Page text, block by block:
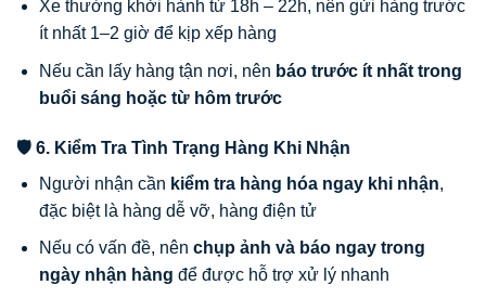
Xe thường khởi hành từ 18h – 22h, nên gửi hàng trước
ít nhất 1–2 giờ để kịp xếp hàng
Nếu cần lấy hàng tận nơi, nên báo trước ít nhất trong
buổi sáng hoặc từ hôm trước
🛡 6. Kiểm Tra Tình Trạng Hàng Khi Nhận
Người nhận cần kiểm tra hàng hóa ngay khi nhận,
đặc biệt là hàng dễ vỡ, hàng điện tử
Nếu có vấn đề, nên chụp ảnh và báo ngay trong
ngày nhận hàng để được hỗ trợ xử lý nhanh